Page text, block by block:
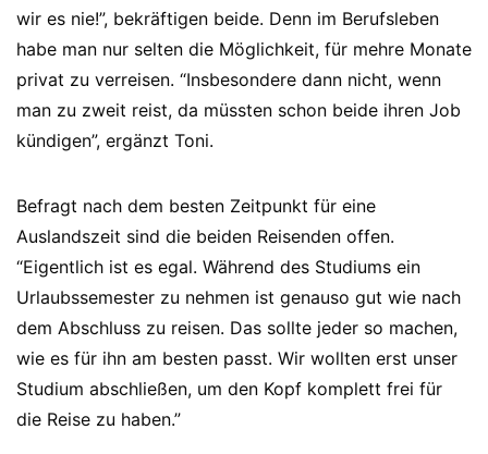
wir es nie!”, bekräftigen beide. Denn im Berufsleben
habe man nur selten die Möglichkeit, für mehre Monate
privat zu verreisen. “Insbesondere dann nicht, wenn
man zu zweit reist, da müssten schon beide ihren Job
kündigen”, ergänzt Toni.
Befragt nach dem besten Zeitpunkt für eine
Auslandszeit sind die beiden Reisenden offen.
“Eigentlich ist es egal. Während des Studiums ein
Urlaubssemester zu nehmen ist genauso gut wie nach
dem Abschluss zu reisen. Das sollte jeder so machen,
wie es für ihn am besten passt. Wir wollten erst unser
Studium abschließen, um den Kopf komplett frei für
die Reise zu haben.”